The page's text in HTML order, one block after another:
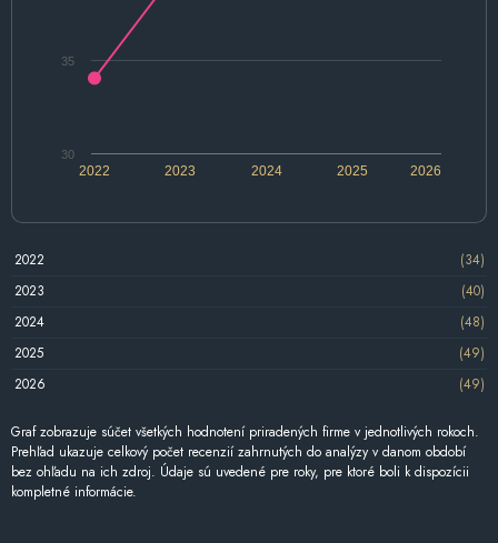
2022 2024 2026
2023 2025
30
35
2022
(34)
2023
(40)
2024
(48)
2025
(49)
2026
(49)
Graf zobrazuje súčet všetkých hodnotení priradených firme v jednotlivých rokoch.
Prehľad ukazuje celkový počet recenzií zahrnutých do analýzy v danom období
bez ohľadu na ich zdroj. Údaje sú uvedené pre roky, pre ktoré boli k dispozícii
kompletné informácie.